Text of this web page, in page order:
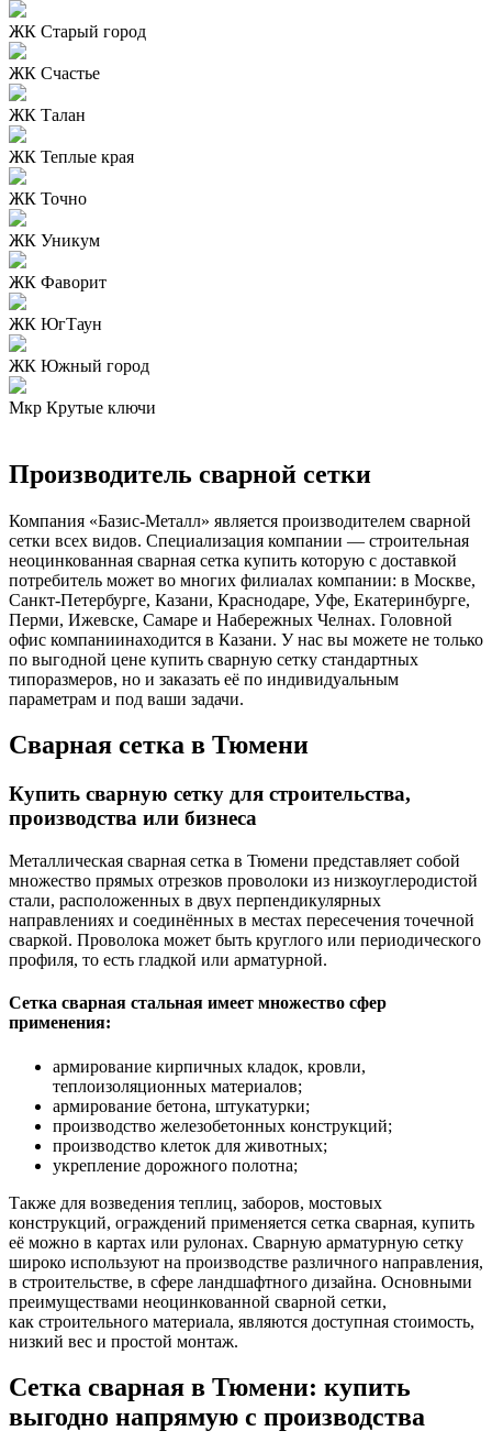
ЖК Старый город
ЖК Счастье
ЖК Талан
ЖК Теплые края
ЖК Точно
ЖК Уникум
ЖК Фаворит
ЖК ЮгТаун
ЖК Южный город
Мкр Крутые ключи
Производитель сварной сетки
Компания «Базис-Металл» является производителем сварной
сетки всех видов. Специализация компании — строительная
неоцинкованная сварная сетка купить которую с доставкой
потребитель может во многих филиалах компании: в Москве,
Санкт-Петербурге, Казани, Краснодаре, Уфе, Екатеринбурге,
Перми, Ижевске, Самаре и Набережных Челнах. Головной
офис компаниинаходится в Казани. У нас вы можете не только
по выгодной цене купить сварную сетку стандартных
типоразмеров, но и заказать её по индивидуальным
параметрам и под ваши задачи.
Сварная сетка в Тюмени
Купить сварную сетку для строительства,
производства или бизнеса
Металлическая сварная сетка в Тюмени представляет собой
множество прямых отрезков проволоки из низкоуглеродистой
стали, расположенных в двух перпендикулярных
направлениях и соединённых в местах пересечения точечной
сваркой. Проволока может быть круглого или периодического
профиля, то есть гладкой или арматурной.
Сетка сварная стальная имеет множество сфер
применения:
армирование кирпичных кладок, кровли,
теплоизоляционных материалов;
армирование бетона, штукатурки;
производство железобетонных конструкций;
производство клеток для животных;
укрепление дорожного полотна;
Также для возведения теплиц, заборов, мостовых
конструкций, ограждений применяется сетка сварная, купить
её можно в картах или рулонах. Сварную арматурную сетку
широко используют на производстве различного направления,
в строительстве, в сфере ландшафтного дизайна. Основными
преимуществами неоцинкованной сварной сетки,
как строительного материала, являются доступная стоимость,
низкий вес и простой монтаж.
Сетка сварная в Тюмени: купить
выгодно напрямую с производства